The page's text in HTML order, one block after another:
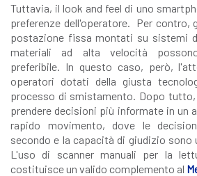
Tuttavia, il look and feel di uno
preferenze dell'operatore. Per contro,
postazione fissa montati su sistemi
materiali ad alta velocità
preferibile. In questo caso, però,
operatori dotati della giusta
processo di smistamento. Dopo
prendere decisioni più informate in un
rapido movimento, dove le
secondo e la capacità di giudizio
L'uso di scanner manuali per la
costituisce un valido complemento al